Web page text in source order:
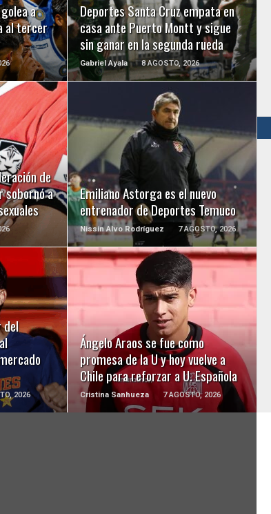
a
al tercer
Deportes Santa Cruz empata en
casa ante Puerto Montt y sigue
sin ganar en la segunda rueda
Gabriel Ayala 8 AGOSTO, 2026
de
sobornó a
Emiliano Astorga es el nuevo
entrenador de Deportes Temuco
Nissin Alvo Rodríguez 7 AGOSTO, 2026
LEER MÁS
del
2026
Ángelo Araos se fue como
promesa de la U y hoy vuelve a
Chile para reforzar a U. Española
Cristina Sanhueza 7 AGOSTO, 2026
LEER MÁS